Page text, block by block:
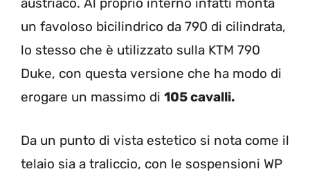
un favoloso bicilindrico da 790 di cilindrata,
lo stesso che è utilizzato sulla KTM 790
Duke, con questa versione che ha modo di
erogare un massimo di 105 cavalli.
Da un punto di vista estetico si nota come il
telaio sia a traliccio, con le sospensioni WP